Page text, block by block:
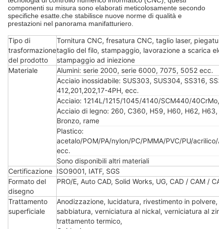
componenti su misura sono elaborati meticolosamente secondo
specifiche esatte.che stabilisce nuove norme di qualità e
prestazioni nel panorama manifatturiero.
Tipo di
trasformazione
del prodotto
Tornitura CNC, fresatura CNC, taglio laser,
taglio del filo, stampaggio, lavorazione a scarica
stampaggio ad iniezione
Materiale
Alumini: serie 2000, serie 6000, 7075, 5052 ecc.
Acciaio inossidabile: SUS303, SUS304, SS316,
412,201,202,17-4PH, ecc.
Acciaio: 1214L/1215/1045/4140/SCM440/
Acciaio di legno: 260, C360, H59, H60, H62,
Bronzo, rame
Plastico:
acetalo/POM/PA/nylon/PC/PMMA/PVC/PU/acrilico/
ecc.
Sono disponibili altri materiali
Certificazione ISO9001, IATF, SGS
Formato del
disegno
PRO/E, Auto CAD, Solid Works, UG, CAD / CAM /
Trattamento
superficiale
Anodizzazione, lucidatura, rivestimento in
sabbiatura, verniciatura al nickal, verniciatura al
trattamento termico,